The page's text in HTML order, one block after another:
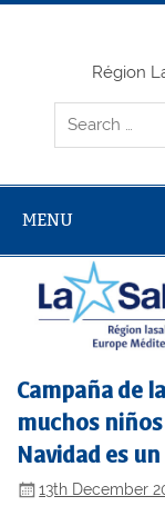
Skip
Région
MENU
Campaña de
muchos
Navidad es
13th December